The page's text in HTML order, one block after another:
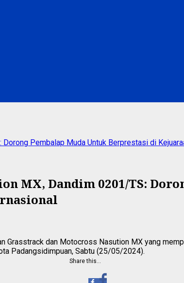
Pembalap Muda Untuk Berprestasi di
MX, Dandim 0201/TS:
dan Motocross Nasution MX yang
Padangsidimpuan, Sabtu (25/05/2024).
Share this…